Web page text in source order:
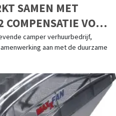
SAMEN MET
VOOR
PLANTEN VAN
camper verhuurbedrijf,
aan met de duurzame